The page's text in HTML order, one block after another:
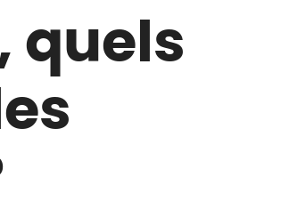
quels